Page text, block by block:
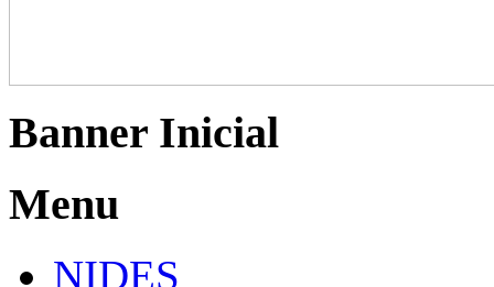
Banner Inicial
Menu
NIDES